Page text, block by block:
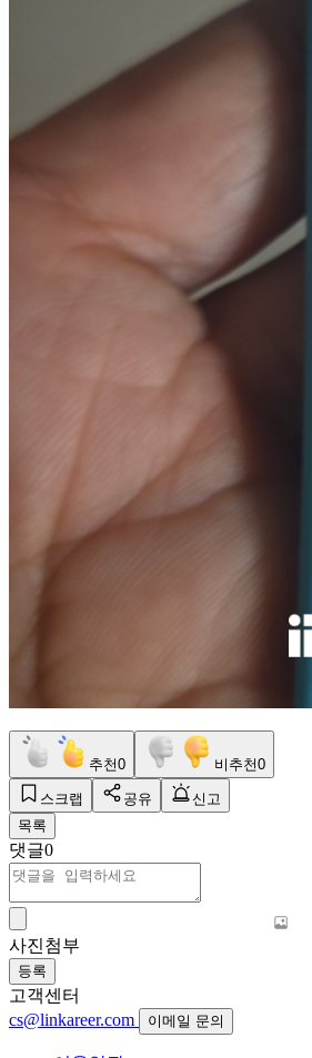
추천0 비추천0
스크랩 공유
신고
목록
댓글0
사진첨부
등록
고객센터
cs@linkareer.com
이메일 문의